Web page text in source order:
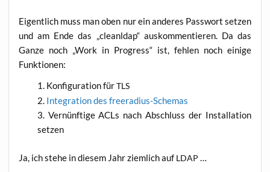
Eigent­lich muss man oben nur ein ande­res Pass­wort set­zen
und am Ende das „cle­anldap“ aus­kom­men­tie­ren. Da das
Gan­ze noch „Work in Pro­gress“ ist, feh­len noch eini­ge
Funktionen:
Kon­fi­gu­ra­ti­on fürTLS
Inte­gra­ti­on des freeradius-Schemas
Ver­nünf­ti­ge ACLs nach Abschluss der Instal­la­ti­on
setzen
Ja, ich ste­he in die­sem Jahr ziem­lich auf LDAP …